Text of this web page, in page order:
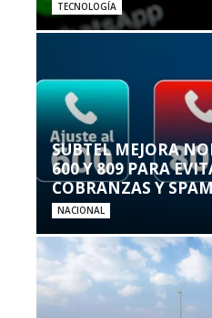
TECNOLOGÍA
SUBTEL MEJORA
600 Y 809 PARA
COBRANZAS Y
NACIONAL